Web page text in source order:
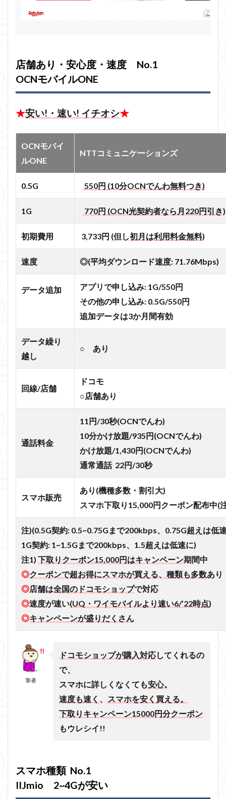
店舗あり・安心度・速度 No.1
OCNモバイルONE
★安い!・速い! イチオシ★
OCNモバイ
ルONE
NTTコミュニケーションズ
0.5G 550円 (10分OCNでんわ無料つき)
1G 770円 (OCN光契約者なら月220円引き)
初期費用 3,733円 (但し初月は利用料金無料)
速度 ◎(平均ダウンロード速度: 71.76Mbps)
データ追加
アプリで申し込み: 1G/550円
その他の申し込み: 0.5G/550円
追加データは3か月間有効
データ繰り
越し
○ あり
回線/店舗
ドコモ
○店舗あり
通話料金
11円/30秒(OCNでんわ)
10分かけ放題/935円(OCNでんわ)
かけ放題/1,430円(OCNでんわ)
通常通話 22円/30秒
スマホ販売
あり(機種多数・割引大)
スマホ下取り15,000円クーポン配布中(
注)(0.5G契約: 0.5~0.75Gまで200kbps、0.75G超えは低
1G契約: 1~1.5Gまで200kbps、1.5超えは低速に)
注1) 下取りクーポン15,000円はキャンペーン期間中
◎クーポンで超お得にスマホが買える、種類も多数あり
◎店舗は全国のドコモショップで対応
◎速度が速い(UQ・ワイモバイルより速い6/’22時点)
◎キャンペーンが盛りだくさん
筆者
ドコモショップが購入対応してくれるの
で、
スマホに詳しくなくても安心。
速度も速く 、
スマホを安く買える。
下取りキャンペーン15000円分クーポン
もウレシイ!!
スマホ種類 No.1
IIJmio 2~4Gが安い